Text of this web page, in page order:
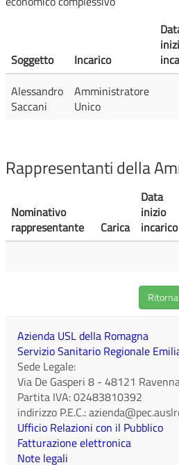
Soggetto Incarico
Alessandro
Saccani
Amministratore
Unico
Rappresentanti della
Nominativo
rappresentante
Carica
Data
inizio
incarico
Ritorna
Azienda USL della Romagna
Servizio Sanitario Regionale
Sede Legale:
Via De Gasperi 8 - 48121
Partita IVA:02483810392
indirizzo P.E.C.:
Ufficio Relazioni con il Pubblico
Fatturazione elettronica
Note legali